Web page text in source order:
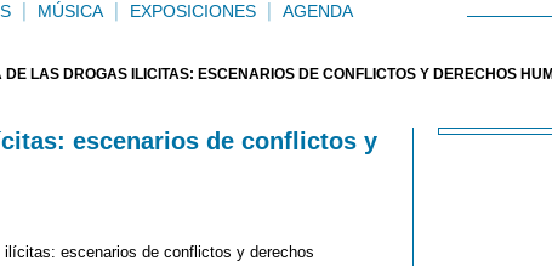
MÚSICA EXPOSICIONES AGENDA
DE LAS DROGAS ILÍCITAS: ESCENARIOS DE CONFLICTOS Y DERECHOS
escenarios de conflictos y
ilícitas: escenarios de conflictos y derechos